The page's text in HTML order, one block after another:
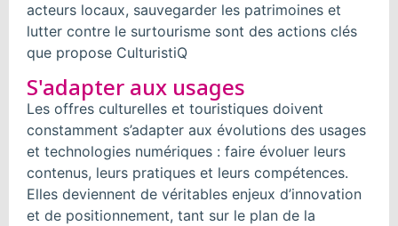
acteurs locaux, sauvegarder les patrimoines et
lutter contre le surtourisme sont des actions clés
que propose CulturistiQ
S'adapter aux usages
Les offres culturelles et touristiques doivent
constamment s’adapter aux évolutions des usages
et technologies numériques : faire évoluer leurs
contenus, leurs pratiques et leurs compétences.
Elles deviennent de véritables enjeux d’innovation
et de positionnement, tant sur le plan de la